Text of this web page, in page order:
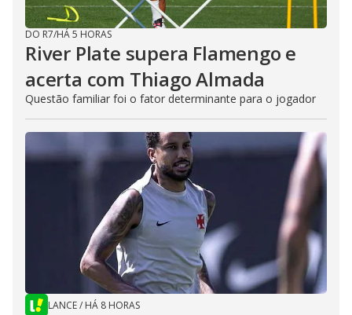
DO R7/HÁ 5 HORAS
River Plate supera Flamengo e
acerta com Thiago Almada
Questão familiar foi o fator determinante para o jogador
LANCE/ HÁ 8 HORAS